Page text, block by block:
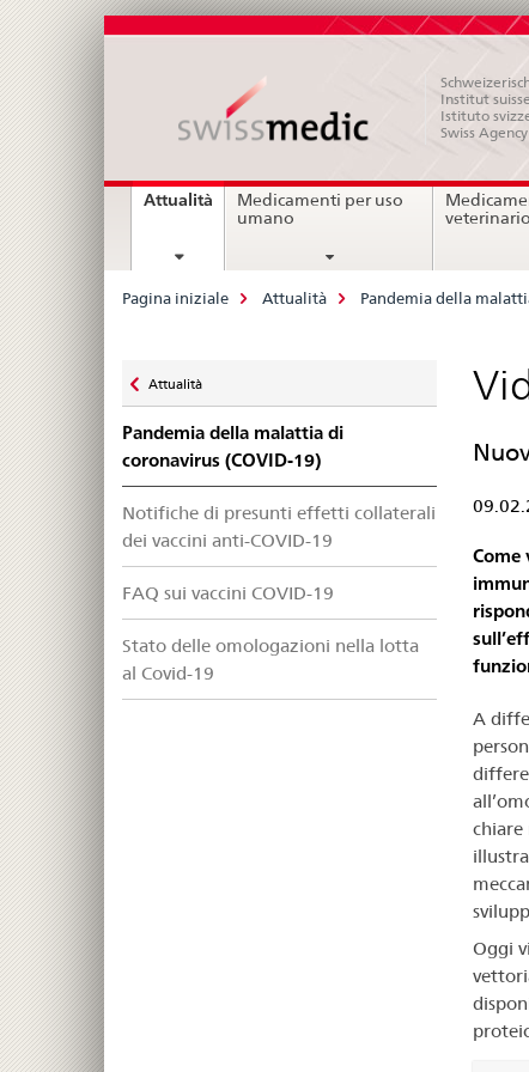
Institut
Istituto
Swiss
Navigation
Attualità current
page
Medicamenti per uso
umano
veterinario
Breadcrumb
Pagina iniziale Attualità Pandemia della
zu
Attualità
Pandemia della malattia di
coronavirus (COVID-19)
Notifiche di presunti effetti collaterali
dei vaccini anti-COVID-19
FAQ sui vaccini COVID-19
Stato delle omologazioni nella lotta
al Covid-19
Come
A
chiare
Oggi